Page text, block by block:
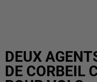
DEUX
DE CORBEIL